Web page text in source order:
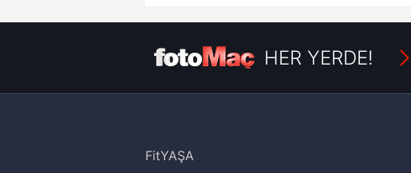
HER YERDE!
FitYAŞA